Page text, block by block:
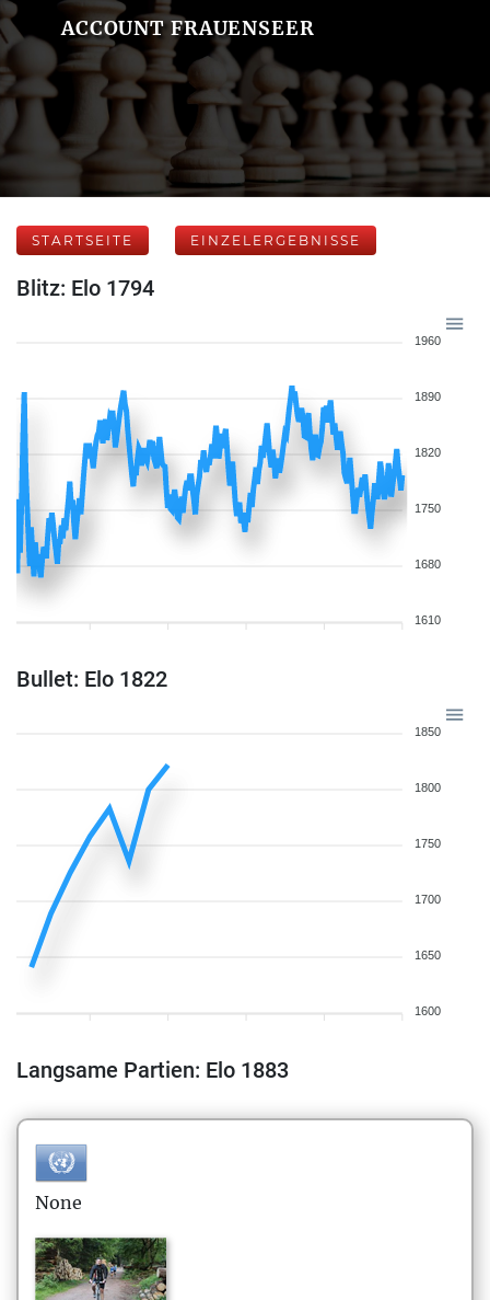
ACCOUNT FRAUENSEER
STARTSEITE EINZELERGEBNISSE
Blitz: Elo 1794
1960
1890
1820
1750
1680
1610
Bullet: Elo 1822
1850
1800
1750
1700
1650
1600
Langsame Partien: Elo 1883
None